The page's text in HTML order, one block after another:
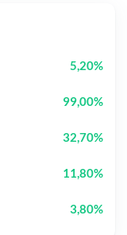
5,20%
99,00%
32,70%
11,80%
3,80%